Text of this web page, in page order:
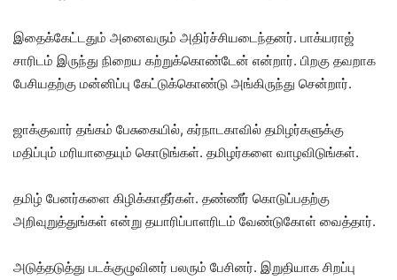
இதைக்கேட்டதும் அனைவரும் அதிர்ச்சியடைந்தனர். பாக்யராஜ்
சாரிடம் இருந்து நிறைய கற்றுக்கொண்டேன் என்றார். பிறகு தவறாக
பேசியதற்கு மன்னிப்பு கேட்டுக்கொண்டு அங்கிருந்து சென்றார்.
ஜாக்குவார் தங்கம் பேசுகையில், கர்நாடகாவில் தமிழர்களுக்கு
மதிப்பும் மரியாதையும் கொடுங்கள். தமிழர்களை வாழவிடுங்கள்.
தமிழ் பேனர்களை கிழிக்காதீர்கள். தண்ணீர் கொடுப்பதற்கு
அறிவுறுத்துங்கள் என்று தயாரிப்பாளரிடம் வேண்டுகோள் வைத்தார்.
அடுத்தடுத்து படக்குழுவினர் பலரும் பேசினர். இறுதியாக சிறப்பு